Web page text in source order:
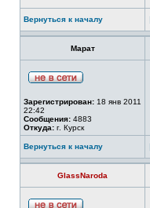
Вернуться к началу
Марат
Зарегистрирован: 18 янв 2011
22:42
Сообщения: 4883
Откуда: г. Курск
Вернуться к началу
GlassNaroda